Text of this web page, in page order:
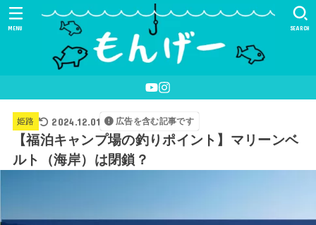
SEARCH
MENU
姫路 2024.12.01 広告を含む記事です
【福泊キャンプ場の釣りポイント】マリーンベ
ルト（海岸）は閉鎖？